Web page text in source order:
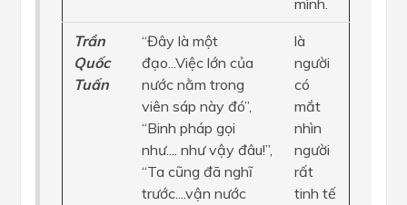
mình.
Trần
Quốc
Tuấn
“Đây là một
đạo...Việc lớn của
nước nằm trong
viên sáp này đó”,
“Binh pháp gọi
như.... như vậy đâu!”,
“Ta cũng đã nghĩ
trước....vận nước
là
người
có
mắt
nhìn
người
rất
tinh tế